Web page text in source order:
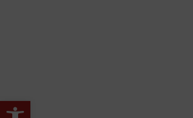
Apri la barra degli strumenti